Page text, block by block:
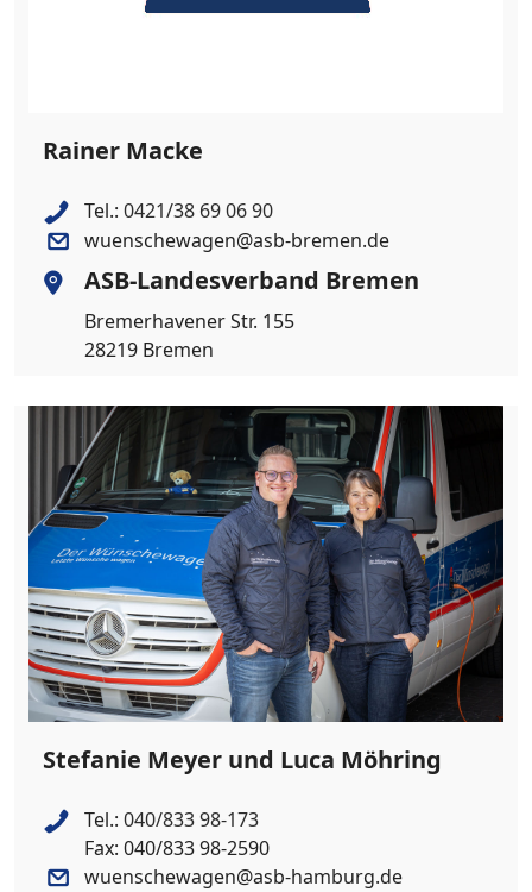
Rainer Macke
Tel.: 0421/38 69 06 90
wuenschewagen@asb-bremen.de
ASB-Landesverband Bremen
Bremerhavener Str. 155
28219 Bremen
Stefanie Meyer und Luca Möhring
Tel.: 040/833 98-173
Fax: 040/833 98-2590
wuenschewagen@asb-hamburg.de